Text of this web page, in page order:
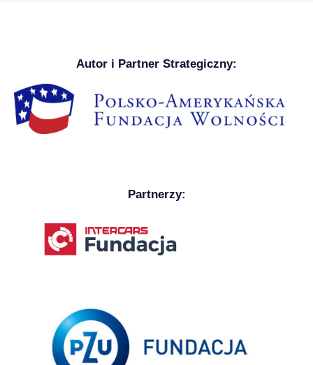
Autor i Partner Strategiczny:
Partnerzy: